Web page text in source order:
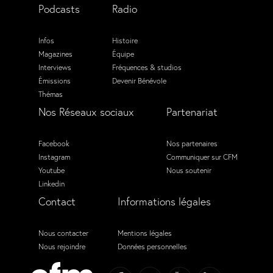
Podcasts
Infos
Magazines
Interviews
Émissions
Thémas
Radio
Histoire
Équipe
Fréquences & studios
Devenir Bénévole
Nos Réseaux sociaux
Facebook
Instagram
Youtube
Linkedin
Partenariat
Nos partenaires
Communiquer sur CFM
Nous soutenir
Contact
Nous contacter
Nous rejoindre
Informations légales
Mentions légales
Données personnelles